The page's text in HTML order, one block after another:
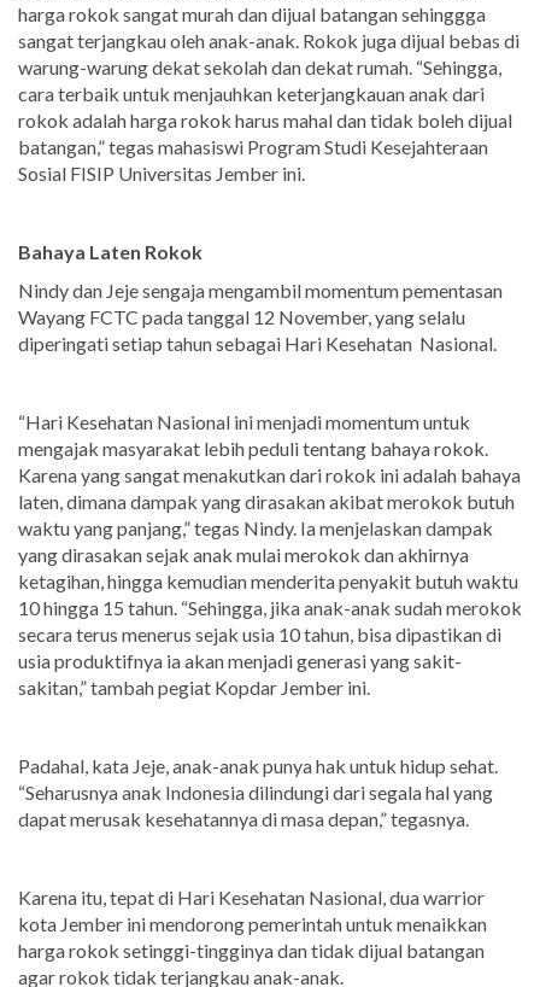
harga rokok sangat murah dan dijual batangan sehinggga
sangat terjangkau oleh anak-anak. Rokok juga dijual bebas di
warung-warung dekat sekolah dan dekat rumah. “Sehingga,
cara terbaik untuk menjauhkan keterjangkauan anak dari
rokok adalah harga rokok harus mahal dan tidak boleh dijual
batangan,” tegas mahasiswi Program Studi Kesejahteraan
Sosial FISIP Universitas Jember ini.
Bahaya Laten Rokok
Nindy dan Jeje sengaja mengambil momentum pementasan
Wayang FCTC pada tanggal 12 November, yang selalu
diperingati setiap tahun sebagai Hari Kesehatan Nasional.
“Hari Kesehatan Nasional ini menjadi momentum untuk
mengajak masyarakat lebih peduli tentang bahaya rokok.
Karena yang sangat menakutkan dari rokok ini adalah bahaya
laten, dimana dampak yang dirasakan akibat merokok butuh
waktu yang panjang,” tegas Nindy. Ia menjelaskan dampak
yang dirasakan sejak anak mulai merokok dan akhirnya
ketagihan, hingga kemudian menderita penyakit butuh waktu
10 hingga 15 tahun. “Sehingga, jika anak-anak sudah merokok
secara terus menerus sejak usia 10 tahun, bisa dipastikan di
usia produktifnya ia akan menjadi generasi yang sakit-
sakitan,” tambah pegiat Kopdar Jember ini.
Padahal, kata Jeje, anak-anak punya hak untuk hidup sehat.
“Seharusnya anak Indonesia dilindungi dari segala hal yang
dapat merusak kesehatannya di masa depan,” tegasnya.
Karena itu, tepat di Hari Kesehatan Nasional, dua warrior
kota Jember ini mendorong pemerintah untuk menaikkan
harga rokok setinggi-tingginya dan tidak dijual batangan
agar rokok tidak terjangkau anak-anak.